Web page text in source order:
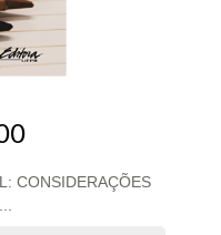
CONSIDERAÇÕES